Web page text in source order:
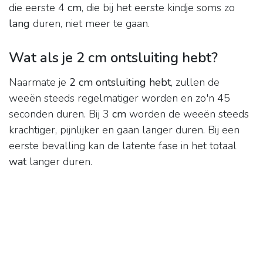
die eerste 4 cm, die bij het eerste kindje soms zo
lang duren, niet meer te gaan.
Wat als je 2 cm ontsluiting hebt?
Naarmate je 2 cm ontsluiting hebt, zullen de
weeën steeds regelmatiger worden en zo'n 45
seconden duren. Bij 3 cm worden de weeën steeds
krachtiger, pijnlijker en gaan langer duren. Bij een
eerste bevalling kan de latente fase in het totaal
watlanger duren.